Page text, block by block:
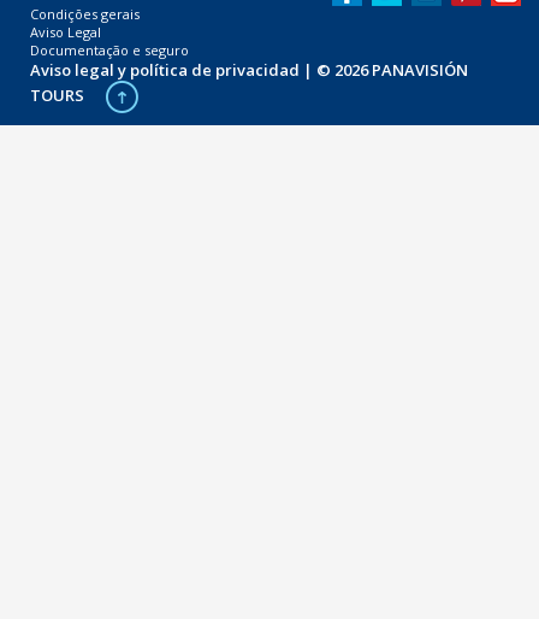
Condições gerais
Aviso Legal
Documentação e seguro
Aviso legal y política de privacidad | © 2026 PANAVISIÓN
TOURS